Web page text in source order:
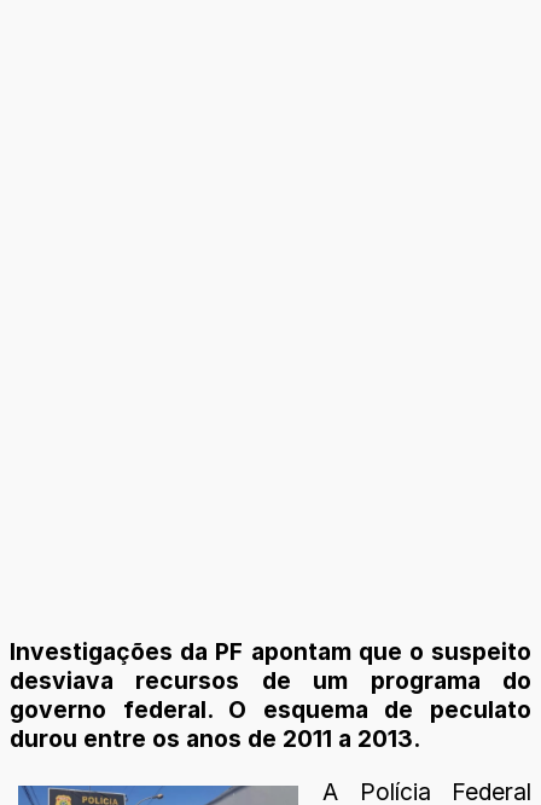
Investigações da PF apontam que o suspeito
desviava recursos de um programa do
governo federal. O esquema de peculato
durou entre os anos de 2011 a 2013.
A Polícia Federal